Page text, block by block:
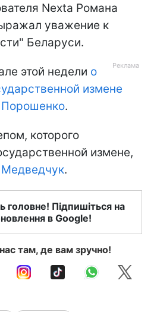
Nexta Романа
уважение к
Беларуси.
этой недели о
измене
.
которого
измене,
Медведчук.
головне! Підпишіться на
в Google!
там, де вам зручно!